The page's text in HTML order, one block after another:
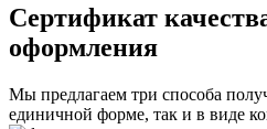
Сертификат
оформления
Мы предлагаем три способа
единичной форме, так и в виде